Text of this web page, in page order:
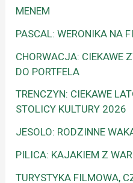
MENEM
PASCAL: WERONIKA NA
CHORWACJA: CIEKAWE
DO PORTFELA
TRENCZYN: CIEKAWE
STOLICY KULTURY 2026
JESOLO: RODZINNE
PILICA: KAJAKIEM Z
TURYSTYKA FILMOWA,